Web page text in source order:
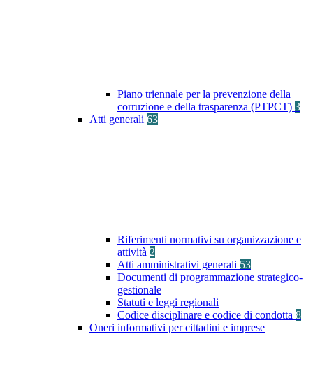
Piano triennale per la prevenzione della
corruzione e della trasparenza (PTPCT) 3
Atti generali 63
Riferimenti normativi su organizzazione e
attività 2
Atti amministrativi generali 53
Documenti di programmazione strategico-
gestionale
Statuti e leggi regionali
Codice disciplinare e codice di condotta 8
Oneri informativi per cittadini e imprese